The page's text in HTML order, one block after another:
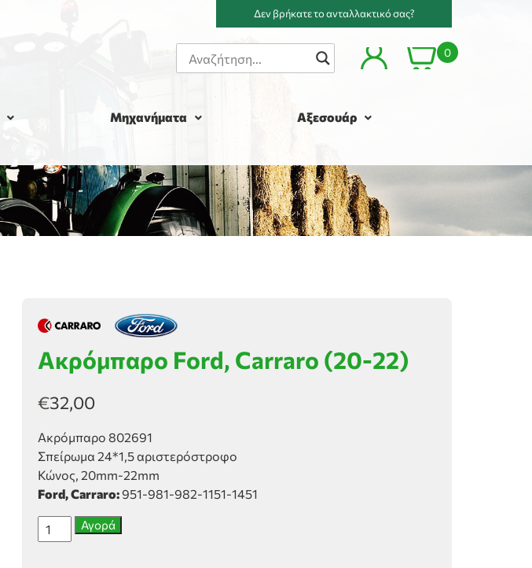
Δεν βρήκατε το ανταλλακτικό σας?
0
Μηχανήματα Αξεσουάρ
Ακρόμπαρο Ford, Carraro (20-22)
€32,00
Ακρόμπαρο 802691
Σπείρωμα 24*1,5 αριστερόστροφο
Κώνος, 20mm-22mm
Ford, Carraro:951-981-982-1151-1451
Ακρόμπαρο
Ford,
Αγορά